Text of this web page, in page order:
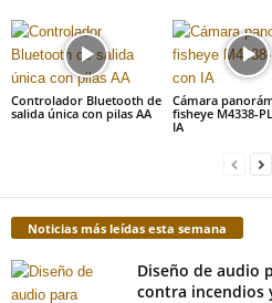
Controlador Bluetooth de
salida única con pilas AA
Cámara
fisheye M4338-
IA
Noticias más leídas esta semana
Diseño de audio
contra incendios